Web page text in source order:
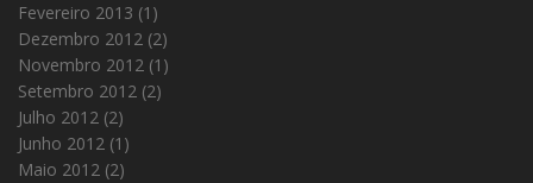
Fevereiro 2013 (1)
Dezembro 2012 (2)
Novembro 2012 (1)
Setembro 2012 (2)
Julho 2012 (2)
Junho 2012 (1)
Maio 2012 (2)